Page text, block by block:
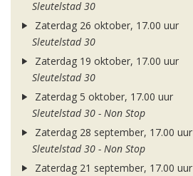
Sleutelstad 30
Zaterdag 26 oktober, 17.00 uur
Sleutelstad 30
Zaterdag 19 oktober, 17.00 uur
Sleutelstad 30
Zaterdag 5 oktober, 17.00 uur
Sleutelstad 30 - Non Stop
Zaterdag 28 september, 17.00 uur
Sleutelstad 30 - Non Stop
Zaterdag 21 september, 17.00 uur